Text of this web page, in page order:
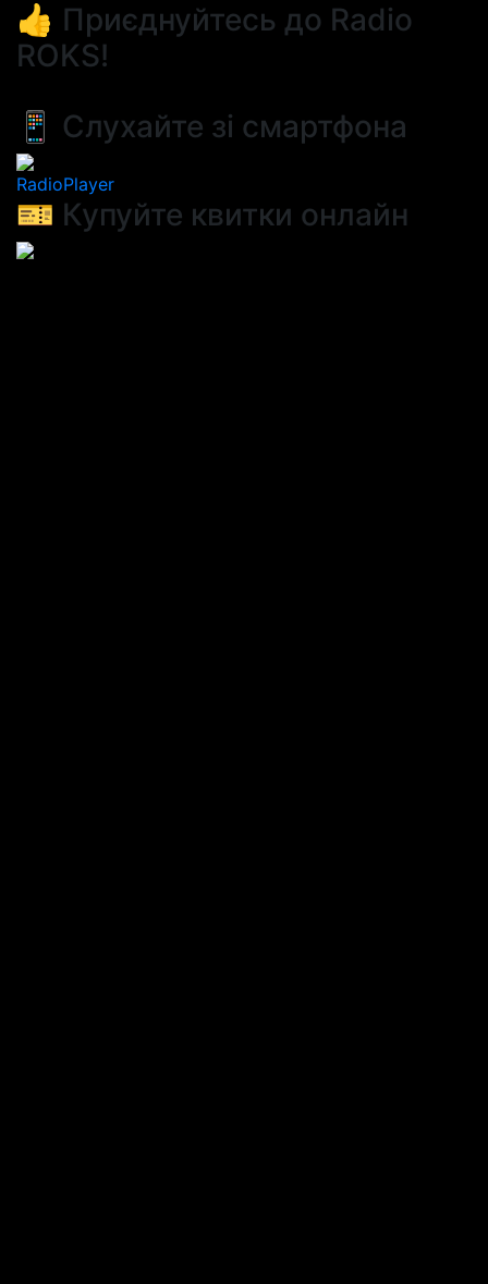
👍 Приєднуйтесь до Radio
ROKS!
📱 Слухайте зі смартфона
RadioPlayer
🎫 Купуйте квитки онлайн